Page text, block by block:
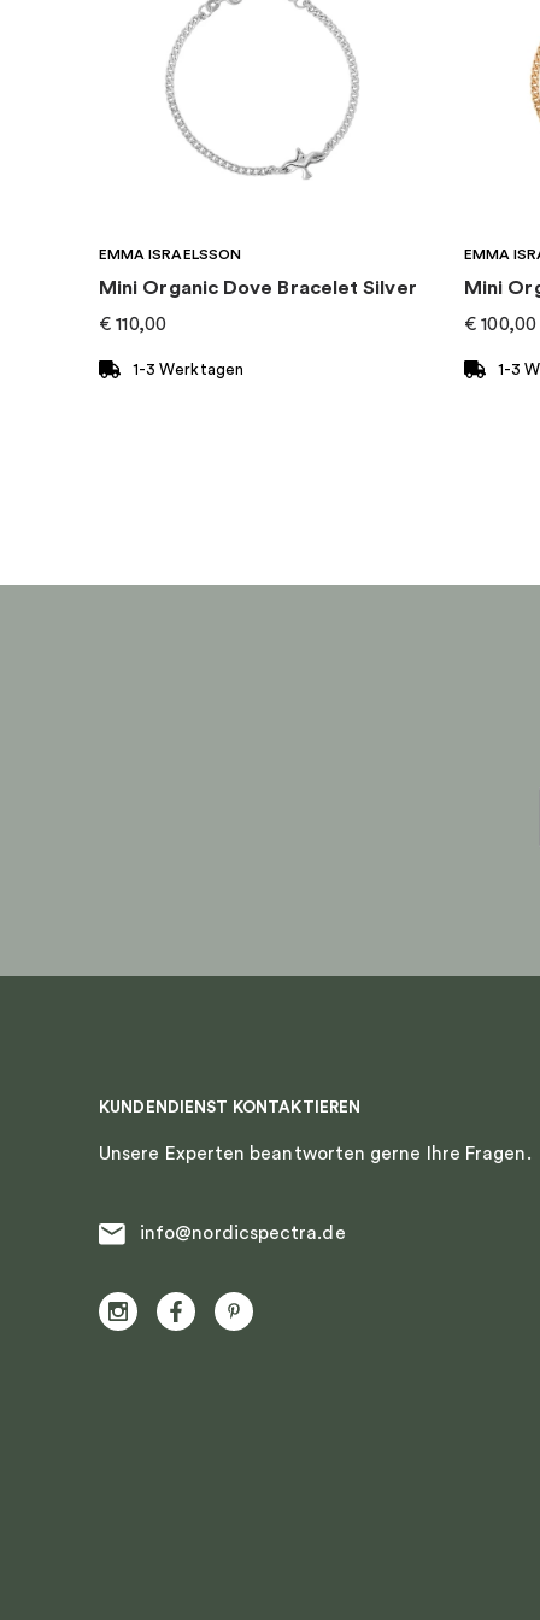
Kategorie Halsketten
Marke Efva Attling
EMMA ISRAELSSON
Mini Organic Dove Bracelet Silver
€ 110,00
1-3 Werktagen
EMMA
Mini
€ 100,00
1-3
KUNDENDIENST KONTAKTIEREN
Unsere Experten beantworten gerne Ihre Fragen.
info@nordicspectra.de